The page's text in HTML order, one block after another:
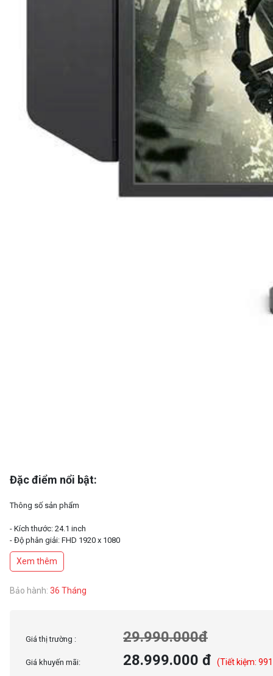
Đặc điểm nổi bật:
Thông số sản phẩm
- Kích thước: 24.1 inch
- Độ phân giải: FHD 1920 x 1080
- Tấm nền: FAST TN
- Tần số quét: 600Hz
- Độ sáng: 320 nits
- Tỉ lệ tương phản: 1000:1
Xem thêm
Bảo hành: 36 Tháng
Giá thị trường : 29.990.000đ
Giá khuyến mãi: 28.999.000 đ (Tiết kiệm: